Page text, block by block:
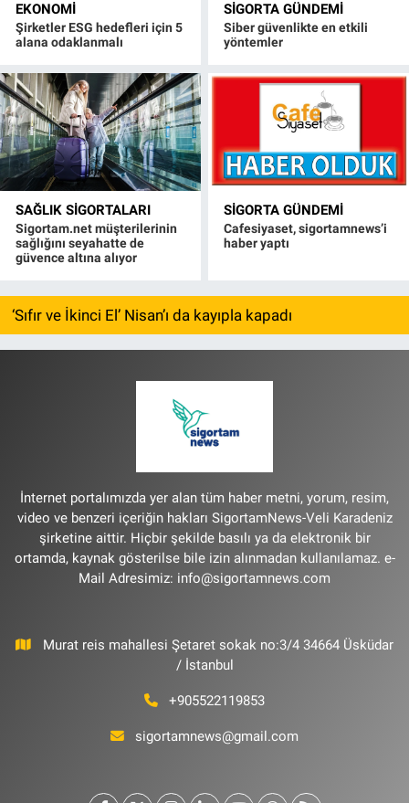
EKONOMI
Şirketler ESG hedefleri için 5
alana odaklanmalı
SIGORTA GÜNDEMI
Siber güvenlikte en etkili
yöntemler
SAĞLIK SIGORTALARI
Sigortam.net müşterilerinin
sağlığını seyahatte de
güvence altına alıyor
SIGORTA GÜNDEMI
Cafesiyaset, sigortamnews’i
haber yaptı
‘Sıfır ve İkinci El’ Nisan’ı da kayıpla kapadı
İnternet portalımızda yer alan tüm haber metni, yorum, resim,
video ve benzeri içeriğin hakları SigortamNews-Veli Karadeniz
şirketine aittir. Hiçbir şekilde basılı ya da elektronik bir
ortamda, kaynak gösterilse bile izin alınmadan kullanılamaz. e-
Mail Adresimiz: info@sigortamnews.com
Murat reis mahallesi Şetaret sokak no:3/4 34664 Üsküdar
/ İstanbul
+905522119853
sigortamnews@gmail.com